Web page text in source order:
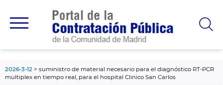
principal
2026-3-12
suministro de material necesario para el diagnóstico RT-PCR
multiplex en tiempo real, para el hospital Clinico San Carlos